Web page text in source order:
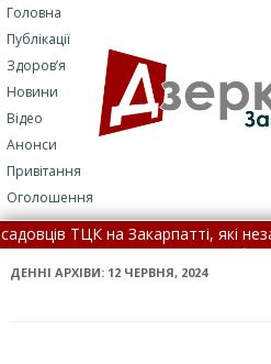
Головна
Публікації
Здоров’я
Новини
Відео
Анонси
Привітання
Оголошення
які незаконно списували з
подробиці трагедії
ДЕННІ АРХІВИ: 12 ЧЕРВНЯ, 2024